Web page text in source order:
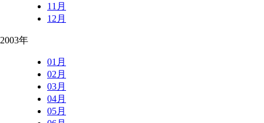
11月
12月
2003年
01月
02月
03月
04月
05月